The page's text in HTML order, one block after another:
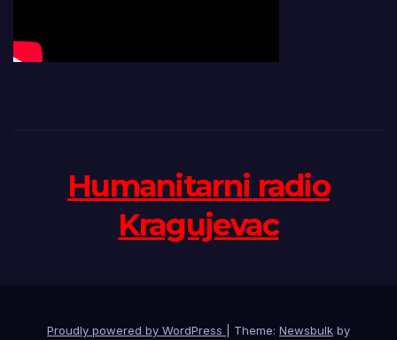
Humanitarni radio
Kragujevac
Proudly powered by WordPress Theme: Newsbulk by